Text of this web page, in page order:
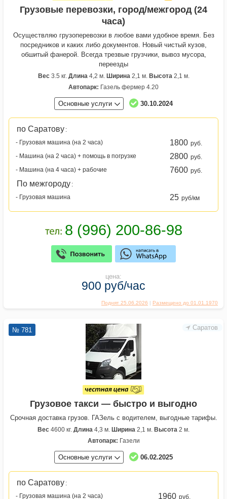
Поднят 25.06.2026 | Размещено до 01.01.1970
Грузовые перевозки, город/межгород (24
часа)
Осуществляю грузоперевозки в любое вами удобное время. Без
посредников и каких либо документов. Hовый чистый кузов,
обшитый фaнepой. Всегда трезвые грузчики, вывоз мусора,
переезды
Вес3.5 кг. Длина4,2 м. Ширина2,1 м. Высота2,1 м.
Автопарк: Газель фермер 4.20
Основные услуги 30.10.2024
по Саратову :
- Грузовая машина (на 2 часа)
1800 руб.
- Машина (на 2 часа) + помощь в погрузке
2800 руб.
- Машина (на 4 часа) + рабочие
7600 руб.
По межгороду :
- Грузовая машина
25 руб/км
цена:
900 руб/час
Саратов
№ 781
Грузовое такси — быстро и выгодно
Срочная доставка грузов. ГАЗель с водителем, выгодные тарифы.
Вес 4600 кг. Длина 4,3 м. Ширина 2,1 м. Высота 2 м.
Автопарк: Газели
Основные услуги 06.02.2025
по Саратову :
- Грузовая машина (на 2 часа)
1960 руб.